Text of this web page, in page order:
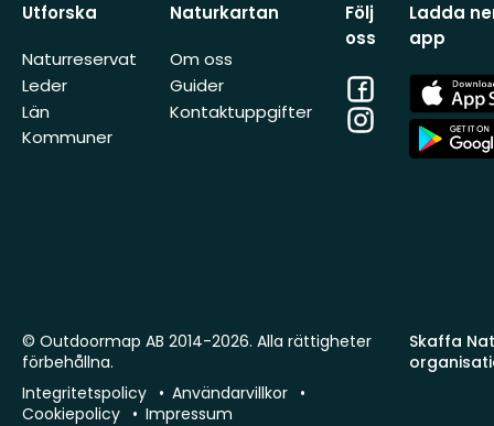
Utforska
Naturreservat
Leder
Län
Kommuner
Naturkartan
Om oss
Guider
Kontaktuppgifter
Följ
oss
Facebook
Instagram
Ladda
app
App
Store
App
Store
Skaffa
© Outdoormap AB 2014-2026. Alla rättigheter
förbehållna.
Integritetspolicy
Användarvillkor
Cookiepolicy
Impressum